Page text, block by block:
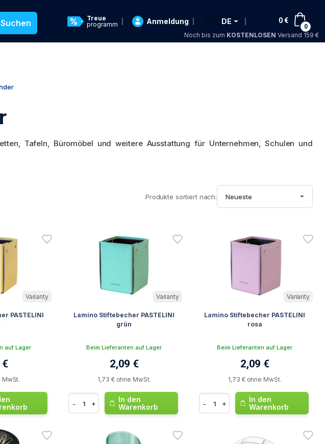
Shop zu suchen
Suchen
Treue
programm
Anmeldung 🇩🇪DE 0€
0
Noch bis zum KOSTENLOSEN Versand 159 €
Tafeln, Büromöbel und weitere Ausstattung für Unternehmen, Schulen und
Produkte sortiert nach: Neueste
Varianty
PASTELINI
auf Lager
€
MwSt.
Varianty
Lamino Stiftebecher PASTELINI
grün
Beim Lieferanten auf Lager
2,09 €
1,73 € ohne MwSt.
- +
In den
Warenkorb
Varianty
Lamino Stiftebecher PASTELINI
rosa
Beim Lieferanten auf Lager
2,09 €
1,73 € ohne MwSt.
- +
In den
Warenkorb